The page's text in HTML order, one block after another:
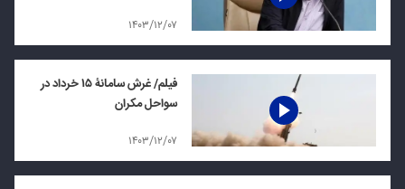
۱۴۰۳/۱۲/۰۷
فیلم/ غرش سامانۀ ۱۵ خرداد در
سواحل مکران
۱۴۰۳/۱۲/۰۷